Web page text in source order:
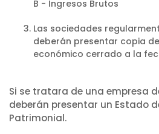
B - Ingresos Brutos
Las sociedades
deberán presentar copia
económico cerrado a la
Si se tratara de una empresa
deberán presentar un Estado
Patrimonial.